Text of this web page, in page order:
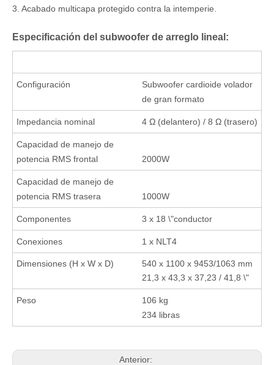
3. Acabado multicapa protegido contra la intemperie.
Especificación del subwoofer de arreglo lineal:
Configuración
Subwoofer cardioide volador
de gran formato
Impedancia nominal 4 Ω (delantero) / 8 Ω (trasero)
Capacidad de manejo de
potencia RMS frontal
2000W
Capacidad de manejo de
potencia RMS trasera
1000W
Componentes 3 x 18 \"conductor
Conexiones 1 x NLT4
Dimensiones (H x W x D)
540 x 1100 x 9453/1063 mm
21,3 x 43,3 x 37,23 / 41,8 \"
Peso
106 kg
234 libras
Anterior: